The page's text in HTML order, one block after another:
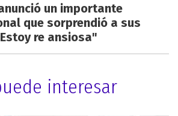
un importante
que sorprendió a sus
re ansiosa"
interesar